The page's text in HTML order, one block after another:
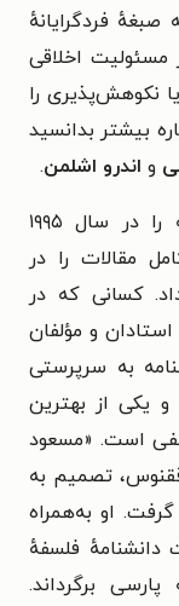
فردگرایانهٔ
مسئولیت اخلاقی
نکوهش‌پذیری را
بیشتر بدانسید
و اندرو اشلمن.
دانشگاه استنفورد انتشار این دانشنامه را در سال ۱۹۹۵
مقالات را در
کسانی که در
و مؤلفان
به سرپرستی
و یکی از بهترین
است. «مسعود
ققنوس، تصمیم به
او به‌همراه
دانشنامهٔ فلسفهٔ
برگرداند.